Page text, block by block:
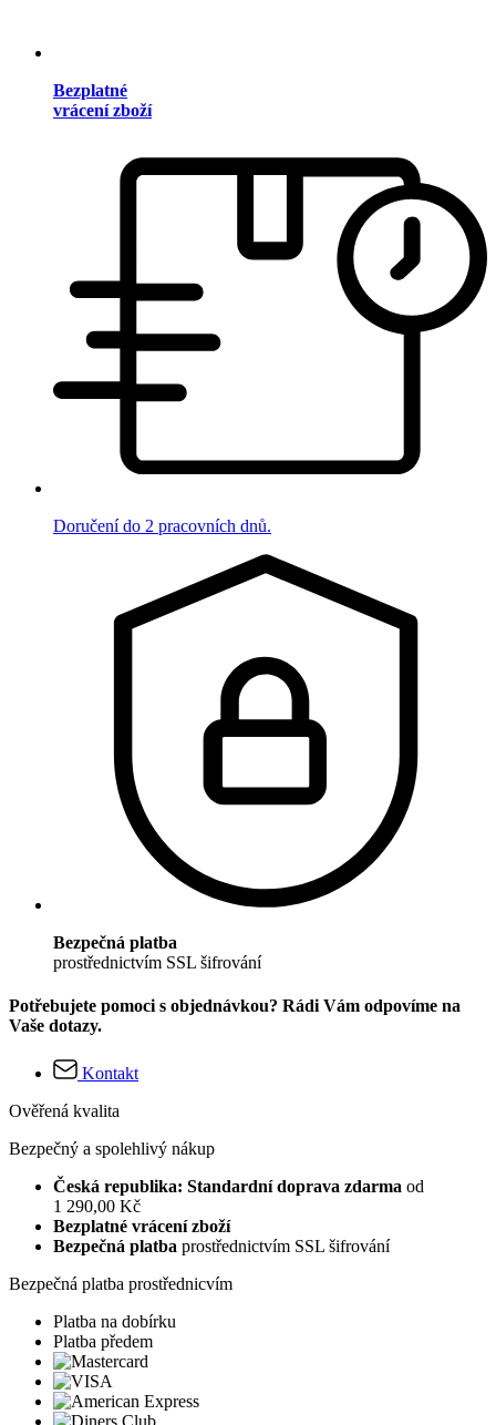
Bezplatné
vrácení zboží
Doručení do 2 pracovních dnů.
Bezpečná platba
prostřednictvím SSL šifrování
Potřebujete pomoci s objednávkou? Rádi Vám odpovíme na
Vaše dotazy.
Kontakt
Ověřená kvalita
Bezpečný a spolehlivý nákup
Česká republika: Standardní doprava zdarma od
1 290,00 Kč
Bezplatné vrácení zboží
Bezpečná platba prostřednictvím SSL šifrování
Bezpečná platba prostřednicvím
Platba na dobírku
Platba předem